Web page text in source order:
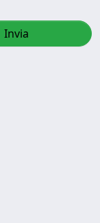
Invia